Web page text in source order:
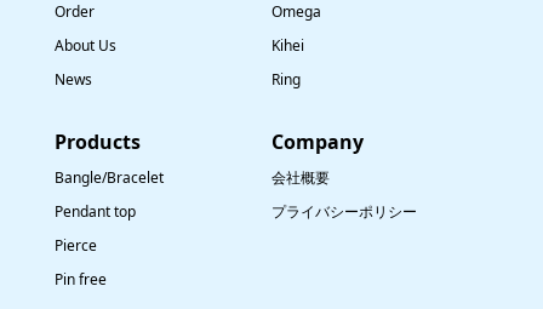
Order
About Us
News
Omega
Kihei
Ring
​Products
Bangle/Bracelet
Pendant top
Pierce
Pin free
Company
会社概要
プライバシーポリシー